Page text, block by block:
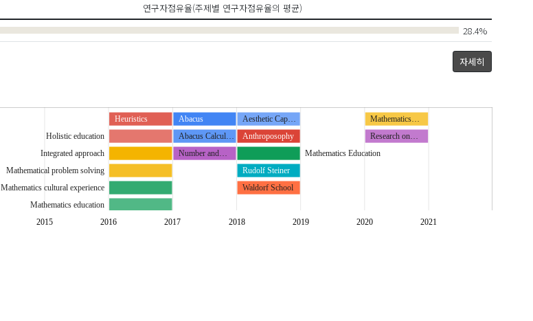
김정옥
Min, Nam Woong
연구자점유율(주제별 연구자점유율의 평균)
28.4%
자세히
2015 2016 2017 2018 2019 2020 2021
Abacus
Abacus Calcul…
Aesthetic Cap…
Anthroposophy
Heuristics
Holistic education
Integrated approach
Mathematical problem solving
Mathematics…
Mathematics Education
Mathematics cultural experience
Mathematics education
Mild sisability students
Number and…
Research on…
Rudolf Steiner
Waldorf School